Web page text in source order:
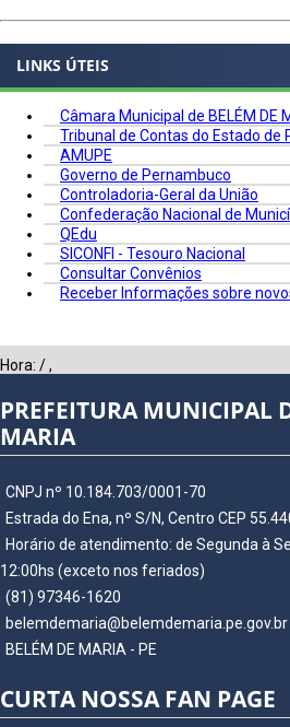
LINKS ÚTEIS
Câmara Municipal de BELÉM DE
Tribunal de Contas do Estado de
AMUPE
Governo de Pernambuco
Controladoria-Geral da União
Confederação Nacional de
QEdu
SICONFI - Tesouro Nacional
Consultar Convênios
Receber Informações sobre
Hora: /,
PREFEITURA MUNICIPAL
MARIA
CNPJ nº 10.184.703/0001-70
Estrada do Ena, nº S/N, Centro CEP
Horário de atendimento: de Segunda à
12:00hs (exceto nos feriados)
(81) 97346-1620
belemdemaria@belemdemaria.pe.gov.br
BELÉM DE MARIA - PE
CURTA NOSSA FAN PAGE